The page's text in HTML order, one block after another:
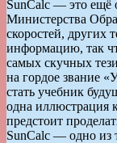
SunCalc — это ещё
Министерства
скоростей, других
информацию, так
самых скучных
на гордое звание
стать учебник
одна иллюстрация
предстоит
SunCalc — одно из